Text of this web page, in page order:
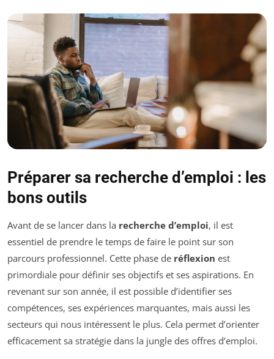
Préparer sa recherche d’emploi : les
bons outils
Avant de se lancer dans la recherche d’emploi, il est
essentiel de prendre le temps de faire le point sur son
parcours professionnel. Cette phase de réflexion est
primordiale pour définir ses objectifs et ses aspirations. En
revenant sur son année, il est possible d’identifier ses
compétences, ses expériences marquantes, mais aussi les
secteurs qui nous intéressent le plus. Cela permet d’orienter
efficacement sa stratégie dans la jungle des offres d’emploi.